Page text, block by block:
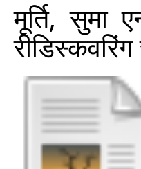
मूर्ति, सुमा